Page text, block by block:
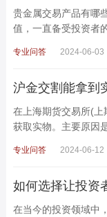
贵金属交易产品有哪
值，一直备受投资者
专业问答 2024-06-03
沪金交割能拿到
在上海期货交易所(
获取实物。主要原因
专业问答 2024-06-12
如何选择让投资
在当今的投资领域中